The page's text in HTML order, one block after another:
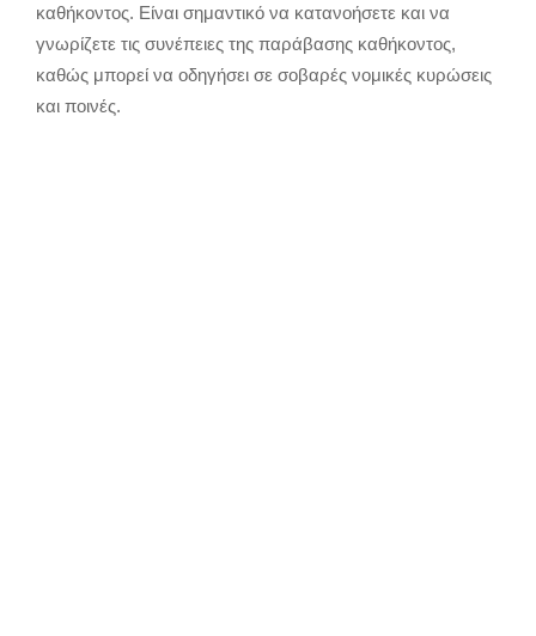
καθήκοντος. Είναι σημαντικό να κατανοήσετε και να
γνωρίζετε τις συνέπειες της παράβασης καθήκοντος,
καθώς μπορεί να οδηγήσει σε σοβαρές νομικές κυρώσεις
και ποινές.